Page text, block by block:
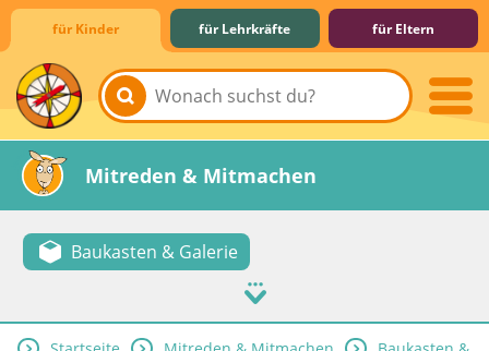
für Kinder für Lehrkräfte für Eltern
Lernen & Schule
Hobby & Freizeit
Spiel & Spaß
Mitreden & Mitmachen
Baukasten & Galerie